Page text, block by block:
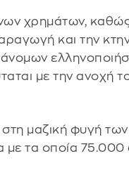
χρημάτων, καθώς
και την
με την ανοχή
στη μαζική φυγή
με τα οποία 75.000